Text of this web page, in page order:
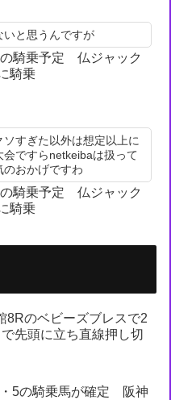
と思うんですが
の騎乗予定 仏ジャック
騎乗
すぎた以外は想定以上に
ですらnetkeibaは扱って
のおかげですわ
の騎乗予定 仏ジャック
騎乗
8Rのベビーズブレスで2
先頭に立ち直線押し切
・5の騎乗馬が確定 阪神